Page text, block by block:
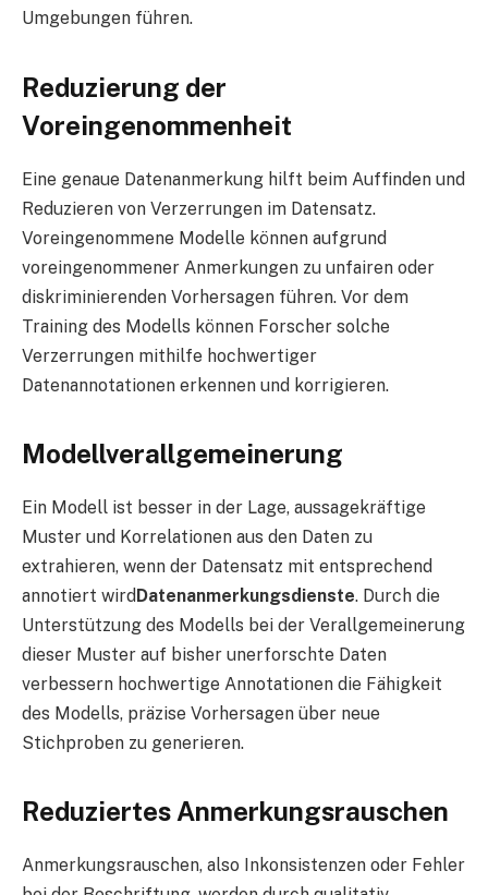
Umgebungen führen.
Reduzierung der
Voreingenommenheit
Eine genaue Datenanmerkung hilft beim Auffinden und
Reduzieren von Verzerrungen im Datensatz.
Voreingenommene Modelle können aufgrund
voreingenommener Anmerkungen zu unfairen oder
diskriminierenden Vorhersagen führen. Vor dem
Training des Modells können Forscher solche
Verzerrungen mithilfe hochwertiger
Datenannotationen erkennen und korrigieren.
Modellverallgemeinerung
Ein Modell ist besser in der Lage, aussagekräftige
Muster und Korrelationen aus den Daten zu
extrahieren, wenn der Datensatz mit entsprechend
annotiert wirdDatenanmerkungsdienste. Durch die
Unterstützung des Modells bei der Verallgemeinerung
dieser Muster auf bisher unerforschte Daten
verbessern hochwertige Annotationen die Fähigkeit
des Modells, präzise Vorhersagen über neue
Stichproben zu generieren.
Reduziertes Anmerkungsrauschen
Anmerkungsrauschen, also Inkonsistenzen oder Fehler